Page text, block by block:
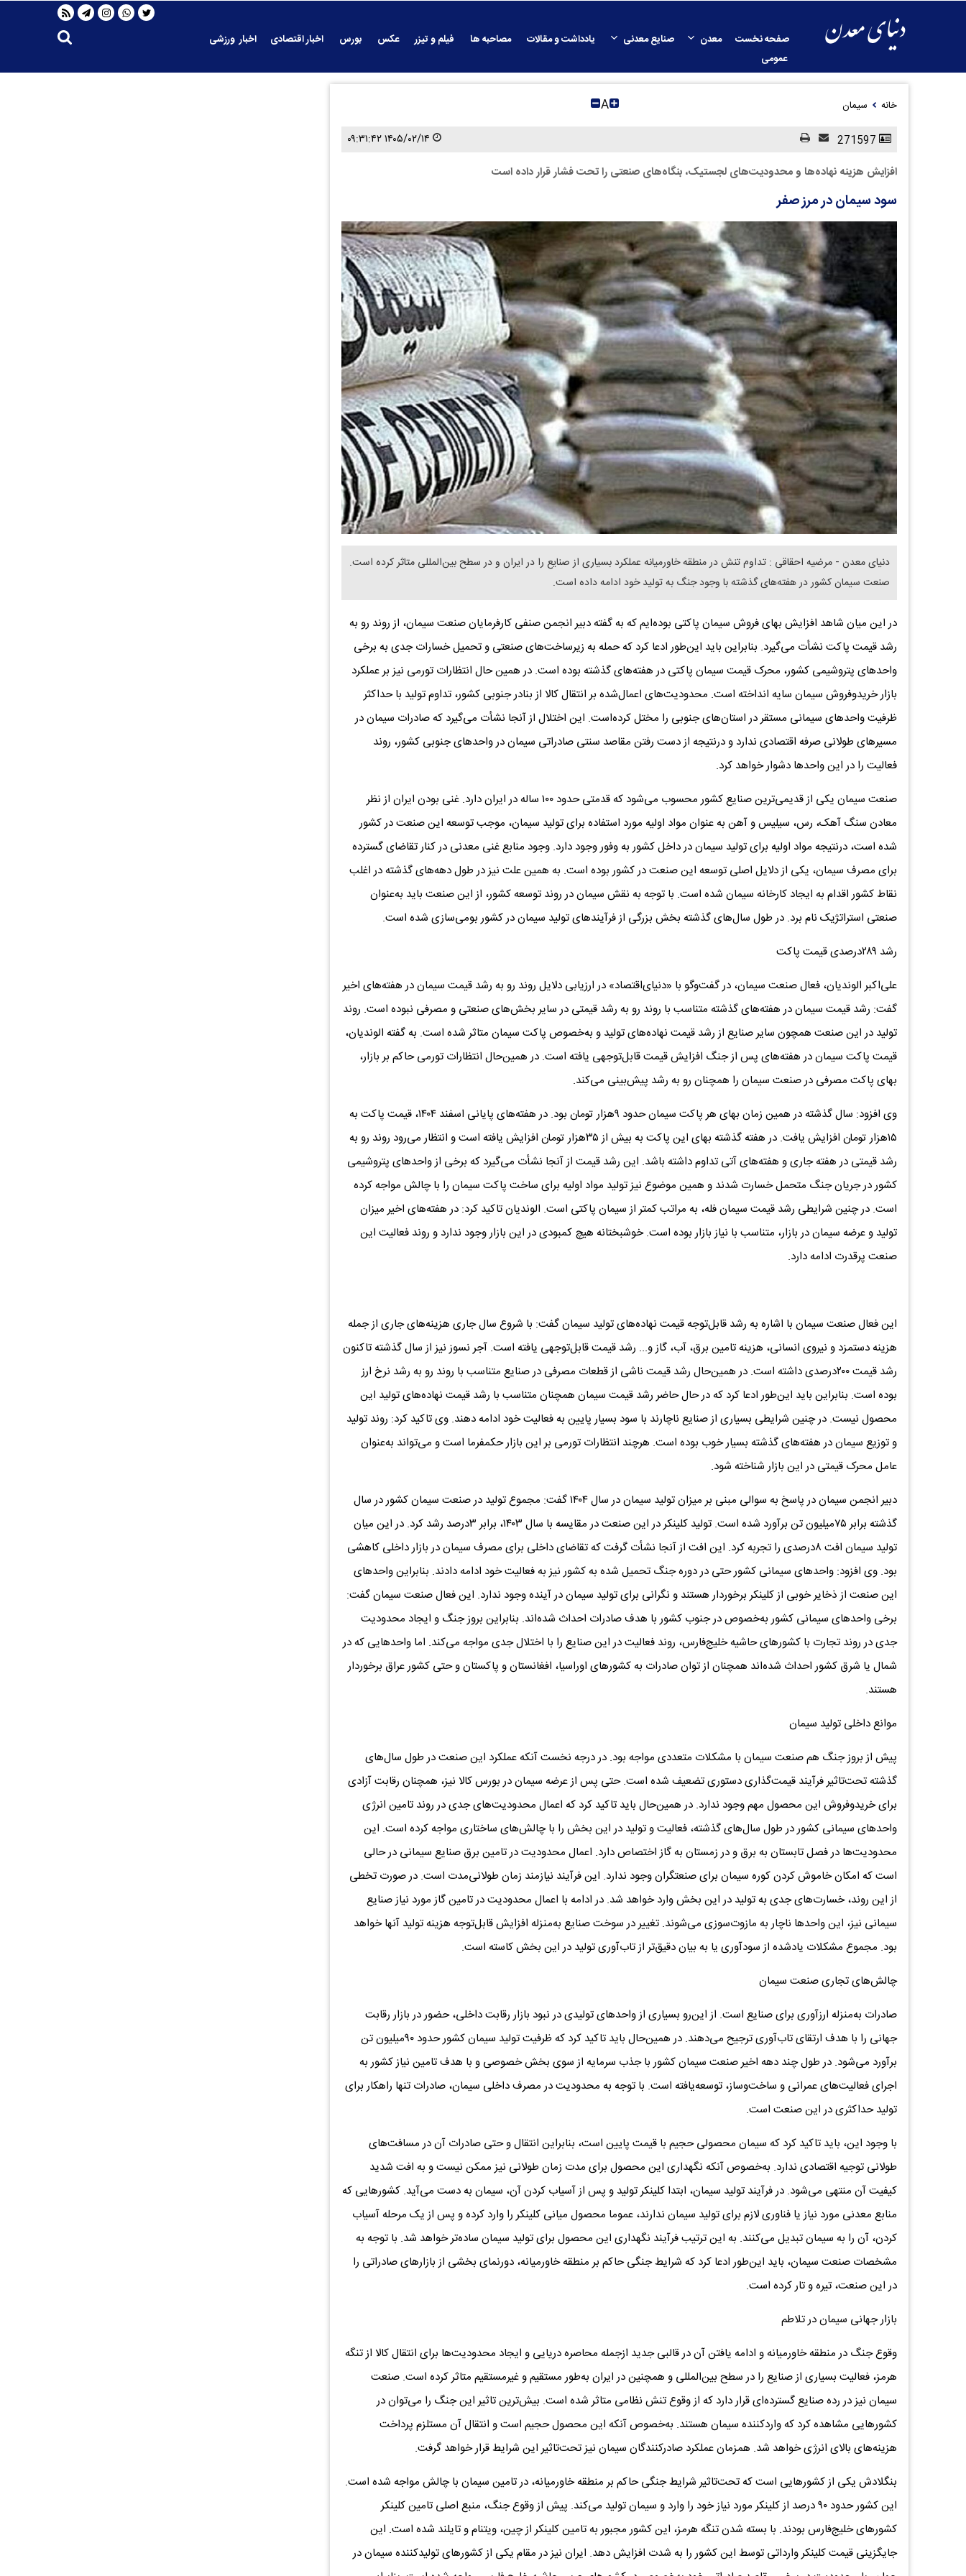
صفحه نخست معدن صنایع معدنی یادداشت و مقالات مصاحبه ها فیلم و تیزر عکس بورس اخبار اقتصادی
اخبار ورزشی
عمومی
خانه سیمان A
۱۴۰۵/۰۲/۱۴ ۰۹:۳۱:۴۲
افزایش هزینه نهاده‌ها و محدودیت‌های لجستیک، بنگاه‌های صنعتی را تحت فشار قرار داده‌ است
سود سیمان در مرز صفر
دنیای معدن - مرضیه احقاقی : تداوم تنش در منطقه خاورمیانه عملکرد بسیاری از صنایع را در ایران و در سطح بین‌المللی متاثر کرده است.
صنعت سیمان کشور در هفته‌های گذشته با وجود جنگ به تولید خود ادامه داده است.
در این میان شاهد افزایش بهای فروش سیمان پاکتی بوده‌ایم که به گفته دبیر انجمن صنفی کارفرمایان صنعت سیمان، از روند رو به
رشد قیمت پاکت نشأت می‌گیرد. بنابراین باید این‌طور ادعا کرد که حمله به زیرساخت‌های صنعتی و تحمیل خسارات جدی به برخی
واحدهای پتروشیمی کشور، محرک قیمت سیمان پاکتی در هفته‌های گذشته بوده است. در همین حال انتظارات تورمی نیز بر عملکرد
بازار خریدوفروش سیمان سایه انداخته است. محدودیت‌های اعمال‌شده بر انتقال کالا از بنادر جنوبی کشور، تداوم تولید با حداکثر
ظرفیت واحدهای سیمانی مستقر در استان‌های جنوبی را مختل کرده‌است. این اختلال از آنجا نشأت می‌گیرد که صادرات سیمان در
مسیرهای طولانی صرفه اقتصادی ندارد و درنتیجه از دست رفتن مقاصد سنتی صادراتی سیمان در واحدهای جنوبی کشور، روند
فعالیت را در این واحدها دشوار خواهد کرد.
صنعت سیمان یکی از قدیمی‌ترین صنایع کشور محسوب می‌شود که قدمتی حدود ۱۰۰ ساله در ایران دارد. غنی بودن ایران از نظر
معادن سنگ آهک، رس، سیلیس و آهن به عنوان مواد اولیه مورد استفاده برای تولید سیمان، موجب توسعه این صنعت در کشور
شده است، درنتیجه مواد اولیه برای تولید سیمان در داخل کشور به وفور وجود دارد. وجود منابع غنی معدنی در کنار تقاضای گسترده
برای مصرف سیمان، یکی از دلایل اصلی توسعه این صنعت در کشور بوده است. به همین علت نیز در طول دهه‌های گذشته در اغلب
نقاط کشور اقدام به ایجاد کارخانه سیمان شده است. با توجه به نقش سیمان در روند توسعه کشور، از این صنعت باید به‌عنوان
صنعتی استراتژیک نام برد. در طول سال‌های گذشته بخش بزرگی از فرآیندهای تولید سیمان در کشور بومی‌سازی شده است.
رشد ۲۸۹درصدی قیمت پاکت
علی‌اکبر الوندیان، فعال صنعت سیمان، در گفت‌وگو با «دنیای‌اقتصاد» در ارزیابی دلایل روند رو به رشد قیمت سیمان در هفته‌های اخیر
گفت: رشد قیمت سیمان در هفته‌های گذشته متناسب با روند رو به رشد قیمتی در سایر بخش‌های صنعتی و مصرفی نبوده است. روند
تولید در این صنعت همچون سایر صنایع از رشد قیمت نهاده‌های تولید و به‌خصوص پاکت سیمان متاثر شده است. به گفته الوندیان،
قیمت پاکت سیمان در هفته‌های پس از جنگ افزایش قیمت قابل‌توجهی یافته است. در همین‌حال انتظارات تورمی حاکم بر بازار،
بهای پاکت مصرفی در صنعت سیمان را همچنان رو به رشد پیش‌بینی می‌کند.
وی افزود: سال گذشته در همین زمان بهای هر پاکت سیمان حدود ۹هزار تومان بود. در هفته‌های پایانی اسفند ۱۴۰۴، قیمت پاکت به
۱۵هزار تومان افزایش یافت. در هفته گذشته بهای این پاکت به بیش از ۳۵هزار تومان افزایش یافته است و انتظار می‌رود روند رو به
رشد قیمتی در هفته جاری و هفته‌های آتی تداوم داشته باشد. این رشد قیمت از آنجا نشأت می‌گیرد که برخی از واحدهای پتروشیمی
کشور در جریان جنگ متحمل خسارت شدند و همین موضوع نیز تولید مواد اولیه برای ساخت پاکت سیمان را با چالش مواجه کرده
است. در چنین شرایطی رشد قیمت سیمان فله، به مراتب کمتر از سیمان پاکتی است. الوندیان تاکید کرد: در هفته‌های اخیر میزان
تولید و عرضه سیمان در بازار، متناسب با نیاز بازار بوده است. خوشبختانه هیچ کمبودی در این بازار وجود ندارد و روند فعالیت این
صنعت پرقدرت ادامه دارد.
این فعال صنعت سیمان با اشاره به رشد قابل‌توجه قیمت نهاده‌های تولید سیمان گفت: با شروع سال جاری هزینه‌های جاری از جمله
هزینه دستمزد و نیروی انسانی، هزینه تامین برق، آب، گاز و... رشد قیمت قابل‌توجهی یافته است. آجر نسوز نیز از سال گذشته تاکنون
رشد قیمت ۲۰۰درصدی داشته است. در همین‌حال رشد قیمت ناشی از قطعات مصرفی در صنایع متناسب با روند رو به رشد نرخ ارز
بوده است. بنابراین باید این‌طور ادعا کرد که در حال حاضر رشد قیمت سیمان همچنان متناسب با رشد قیمت نهاده‌های تولید این
محصول نیست. در چنین شرایطی بسیاری از صنایع ناچارند با سود بسیار پایین به فعالیت خود ادامه دهند. وی تاکید کرد: روند تولید
و توزیع سیمان در هفته‌های گذشته بسیار خوب بوده است. هرچند انتظارات تورمی بر این بازار حکمفرما است و می‌تواند به‌عنوان
عامل محرک قیمتی در این بازار شناخته شود.
دبیر انجمن سیمان در پاسخ به سوالی مبنی بر میزان تولید سیمان در سال ۱۴۰۴ گفت: مجموع تولید در صنعت سیمان کشور در سال
گذشته برابر ۷۵‌میلیون تن برآورد شده است. تولید کلینکر در این صنعت در مقایسه با سال ۱۴۰۳، برابر ۳درصد رشد کرد. در این میان
تولید سیمان افت ۸درصدی را تجربه کرد. این افت از آنجا نشأت گرفت که تقاضای داخلی برای مصرف سیمان در بازار داخلی کاهشی
بود. وی افزود: واحدهای سیمانی کشور حتی در دوره جنگ تحمیل شده به کشور نیز به فعالیت خود ادامه دادند. بنابراین واحدهای
این صنعت از ذخایر خوبی از کلینکر برخوردار هستند و نگرانی برای تولید سیمان در آینده وجود ندارد. این فعال صنعت سیمان گفت:
برخی واحدهای سیمانی کشور به‌خصوص در جنوب کشور با هدف صادرات احداث شده‌اند. بنابراین بروز جنگ و ایجاد محدودیت
جدی در روند تجارت با کشورهای حاشیه خلیج‌فارس، روند فعالیت در این صنایع را با اختلال جدی مواجه می‌کند. اما واحدهایی که در
شمال یا شرق کشور احداث شده‌اند همچنان از توان صادرات به کشورهای اوراسیا، افغانستان و پاکستان و حتی کشور عراق برخوردار
هستند.
موانع داخلی تولید سیمان
پیش از بروز جنگ هم صنعت سیمان با مشکلات متعددی مواجه بود. در درجه نخست آنکه عملکرد این صنعت در طول سال‌های
گذشته تحت‌تاثیر فرآیند قیمت‌گذاری دستوری تضعیف شده است. حتی پس از عرضه سیمان در بورس کالا نیز، همچنان رقابت آزادی
برای خریدوفروش این محصول مهم وجود ندارد. در همین‌حال باید تاکید کرد که اعمال محدودیت‌های جدی در روند تامین انرژی
واحدهای سیمانی کشور در طول سال‌های گذشته، فعالیت و تولید در این بخش را با چالش‌های ساختاری مواجه کرده است. این
محدودیت‌ها در فصل تابستان به برق و در زمستان به گاز اختصاص دارد. اعمال محدودیت در تامین برق صنایع سیمانی در حالی
است که امکان خاموش کردن کوره سیمان برای صنعتگران وجود ندارد. این فرآیند نیازمند زمان طولانی‌مدت است. در صورت تخطی
از این روند، خسارت‌های جدی به تولید در این بخش وارد خواهد شد. در ادامه با اعمال محدودیت در تامین گاز مورد نیاز صنایع
سیمانی نیز، این واحدها ناچار به مازوت‌سوزی می‌شوند. تغییر در سوخت صنایع به‌منزله افزایش قابل‌توجه هزینه تولید آنها خواهد
بود. مجموع مشکلات یادشده از سودآوری یا به بیان دقیق‌تر از تاب‌آوری تولید در این بخش کاسته است.
چالش‌های تجاری صنعت سیمان
صادرات به‌منزله ارزآوری برای صنایع است. از این‌رو بسیاری از واحدهای تولیدی در نبود بازار رقابت داخلی، حضور در بازار رقابت
جهانی را با هدف ارتقای تاب‌آوری ترجیح می‌دهند. در همین‌حال باید تاکید کرد که ظرفیت تولید سیمان کشور حدود ۹۰‌میلیون تن
برآورد می‌شود. در طول چند دهه اخیر صنعت سیمان کشور با جذب سرمایه از سوی بخش خصوصی و با هدف تامین نیاز کشور به
اجرای فعالیت‌های عمرانی و ساخت‌وساز، توسعه‌یافته است. با توجه به محدودیت در مصرف داخلی سیمان، صادرات تنها راهکار برای
تولید حداکثری در این صنعت است.
با وجود این، باید تاکید کرد که سیمان محصولی حجیم با قیمت پایین است، بنابراین انتقال و حتی صادرات آن در مسافت‌های
طولانی توجیه اقتصادی ندارد. به‌خصوص آنکه نگهداری این محصول برای مدت زمان طولانی نیز ممکن نیست و به افت شدید
کیفیت آن منتهی می‌شود. در فرآیند تولید سیمان، ابتدا کلینکر تولید و پس از آسیاب کردن آن، سیمان به دست می‌آید. کشورهایی که
منابع معدنی مورد نیاز یا فناوری لازم برای تولید سیمان ندارند، عموما محصول میانی کلینکر را وارد کرده و پس از یک مرحله آسیاب
کردن، آن را به سیمان تبدیل می‌کنند. به این ترتیب فرآیند نگهداری این محصول برای تولید سیمان ساده‌تر خواهد شد. با توجه به
مشخصات صنعت سیمان، باید این‌طور ادعا کرد که شرایط جنگی حاکم بر منطقه خاورمیانه، دورنمای بخشی از بازارهای صادراتی را
در این صنعت، تیره و تار کرده است.
بازار جهانی سیمان در تلاطم
وقوع جنگ در منطقه خاورمیانه و ادامه یافتن آن در قالبی جدید ازجمله محاصره دریایی و ایجاد محدودیت‌ها برای انتقال کالا از تنگه
هرمز، فعالیت بسیاری از صنایع را در سطح بین‌المللی و همچنین در ایران به‌طور مستقیم و غیرمستقیم متاثر کرده است. صنعت
سیمان نیز در رده صنایع گسترده‌ای قرار دارد که از وقوع تنش نظامی متاثر شده است. بیش‌ترین تاثیر این جنگ را می‌توان در
کشورهایی مشاهده کرد که واردکننده سیمان هستند. به‌خصوص آنکه این محصول حجیم است و انتقال آن مستلزم پرداخت
هزینه‌های بالای انرژی خواهد شد. همزمان عملکرد صادرکنندگان سیمان نیز تحت‌تاثیر این شرایط قرار خواهد گرفت.
بنگلادش یکی از کشورهایی است که تحت‌تاثیر شرایط جنگی حاکم بر منطقه خاورمیانه، در تامین سیمان با چالش مواجه شده است.
این کشور حدود ۹۰ درصد از کلینکر مورد نیاز خود را وارد و سیمان تولید می‌کند. پیش از وقوع جنگ، منبع اصلی تامین کلینکر
کشورهای خلیج‌فارس بودند. با بسته شدن تنگه هرمز، این کشور مجبور به تامین کلینکر از چین، ویتنام و تایلند شده است. این
جایگزینی قیمت کلینکر وارداتی توسط این کشور را به شدت افزایش دهد. ایران نیز در مقام یکی از کشورهای تولیدکننده سیمان در